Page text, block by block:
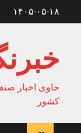
۱۴۰۵-۰۵-۱۸
حاوی اخبار
کشور